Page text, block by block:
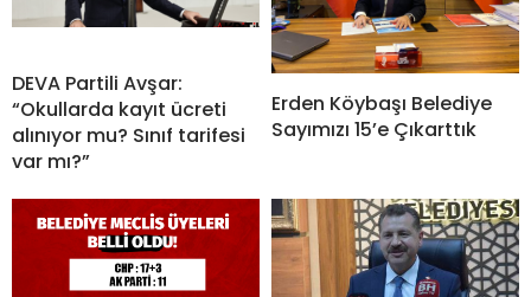
DEVA Partili Avşar:
“Okullarda kayıt ücreti
alınıyor mu? Sınıf tarifesi
var mı?”
Erden Köybaşı Belediye
Sayımızı 15’e Çıkarttık